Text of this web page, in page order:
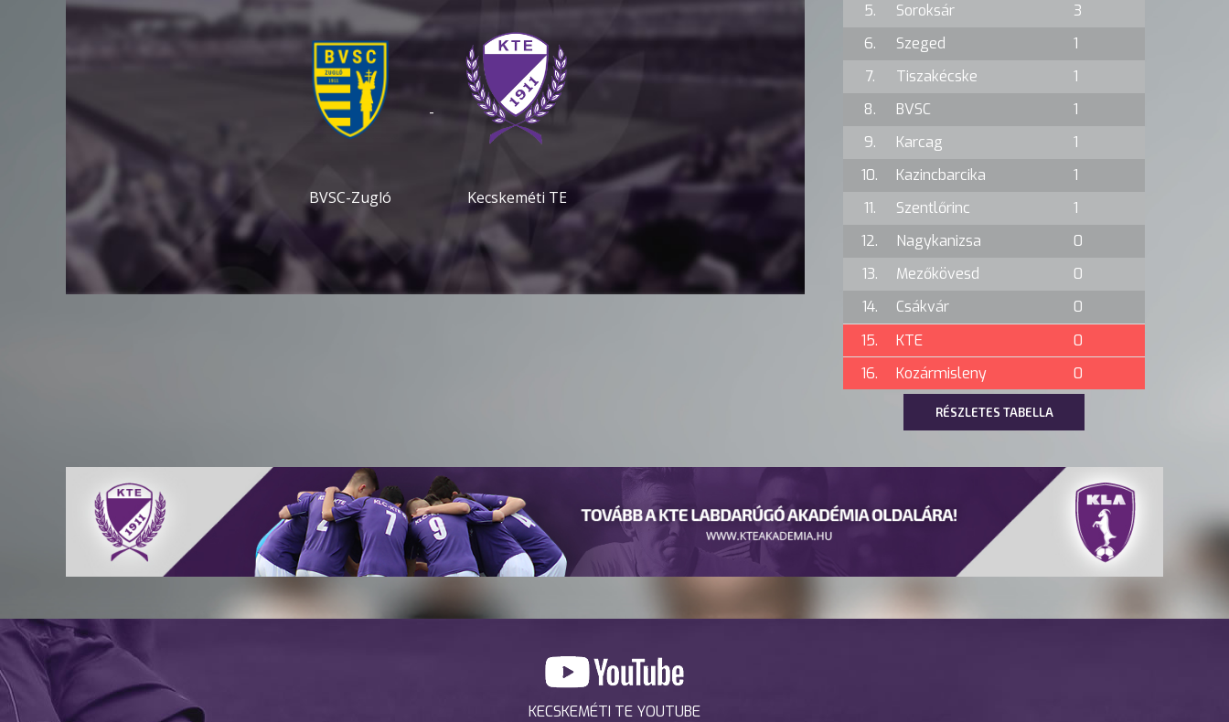
BVSC-Zugló
-
Kecskeméti TE
5.
Soroksár
3
6.
Szeged
1
7.
Tiszakécske
1
8.
BVSC
1
9.
Karcag
1
10.
Kazincbarcika
1
11.
Szentlőrinc
1
12.
Nagykanizsa
0
13.
Mezőkövesd
0
14.
Csákvár
0
15.
KTE
0
16.
Kozármisleny 0
RÉSZLETES TABELLA
KECSKEMÉTI TE YOUTUBE